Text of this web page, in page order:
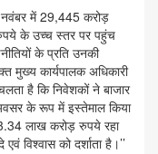
नवंबर में 29,445 करोड़
के उच्च स्तर पर पहुंच
के प्रति उनकी
मुख्य कार्यपालक अधिकारी
है कि निवेशकों ने बाजार
के रूप में इस्तेमाल किया
लाख करोड़ रुपये रहा
विश्वास को दर्शाता है।’’